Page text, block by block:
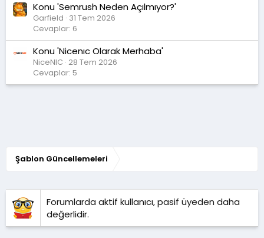
Konu 'Semrush Neden Açılmıyor?'
Garfield 31 Tem 2026
Cevaplar: 6
Konu 'Nicenıc Olarak Merhaba'
NiceNIC 28 Tem 2026
Cevaplar: 5
Şablon Güncellemeleri
Forumlarda aktif kullanıcı, pasif üyeden daha
değerlidir.